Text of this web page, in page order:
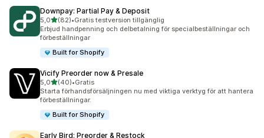
Downpay: Partial Pay & Deposit
5,0av 5 stjärnor
(82)
82 recensioner totalt
•Gratis testversion tillgänglig
Erbjud handpenning och delbetalning för specialbeställningar och
förbeställningar
Built for Shopify
Vicify Preorder now & Presale
5,0av 5 stjärnor
(40)
40 recensioner totalt
•Gratis
Starta förhandsförsäljningen nu med viktiga verktyg för att hantera
förbeställningar.
Built for Shopify
Early Bird: Preorder & Restock